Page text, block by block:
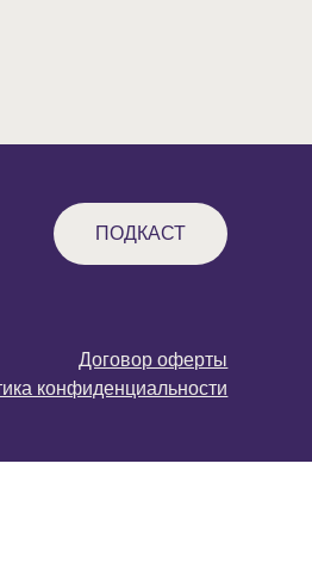
ПОДКАСТ
Договор оферты
конфиденциальности